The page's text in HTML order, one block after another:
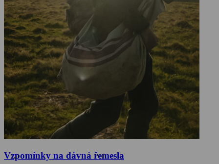
Vzpomínky na dávná řemesla